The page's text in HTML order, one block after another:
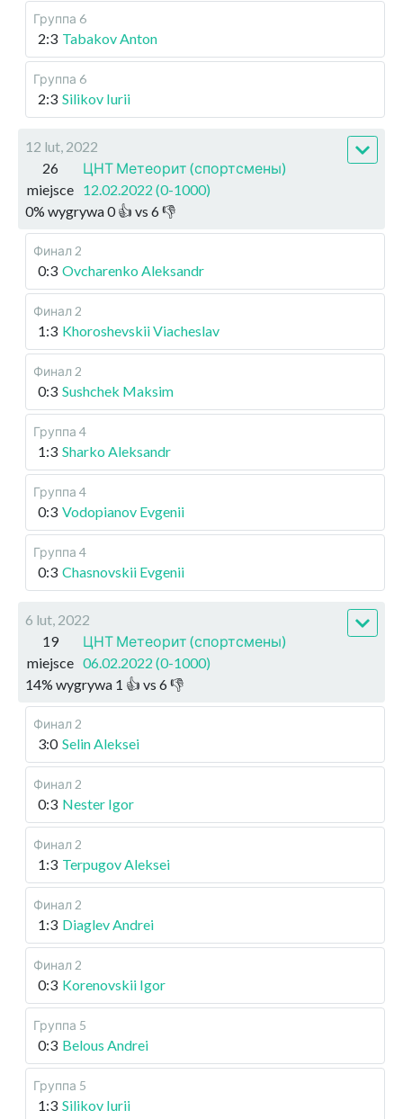
Группа 6
2:3 Tabakov Anton
Группа 6
2:3 Silikov Iurii
12 lut, 2022
26
miejsce
ЦНТ Метеорит (спортсмены)
12.02.2022 (0-1000)
0% wygrywa0👍 vs 6👎
Финал 2
0:3 Ovcharenko Aleksandr
Финал 2
1:3 Khoroshevskii Viacheslav
Финал 2
0:3 Sushchek Maksim
Группа 4
1:3 Sharko Aleksandr
Группа 4
0:3 Vodopianov Evgenii
Группа 4
0:3 Chasnovskii Evgenii
6 lut, 2022
19
miejsce
ЦНТ Метеорит (спортсмены)
06.02.2022 (0-1000)
14% wygrywa 1 👍 vs 6👎
Финал 2
3:0 Selin Aleksei
Финал 2
0:3 Nester Igor
Финал 2
1:3 Terpugov Aleksei
Финал 2
1:3 Diaglev Andrei
Финал 2
0:3 Korenovskii Igor
Группа 5
0:3 Belous Andrei
Группа 5
1:3 Silikov Iurii